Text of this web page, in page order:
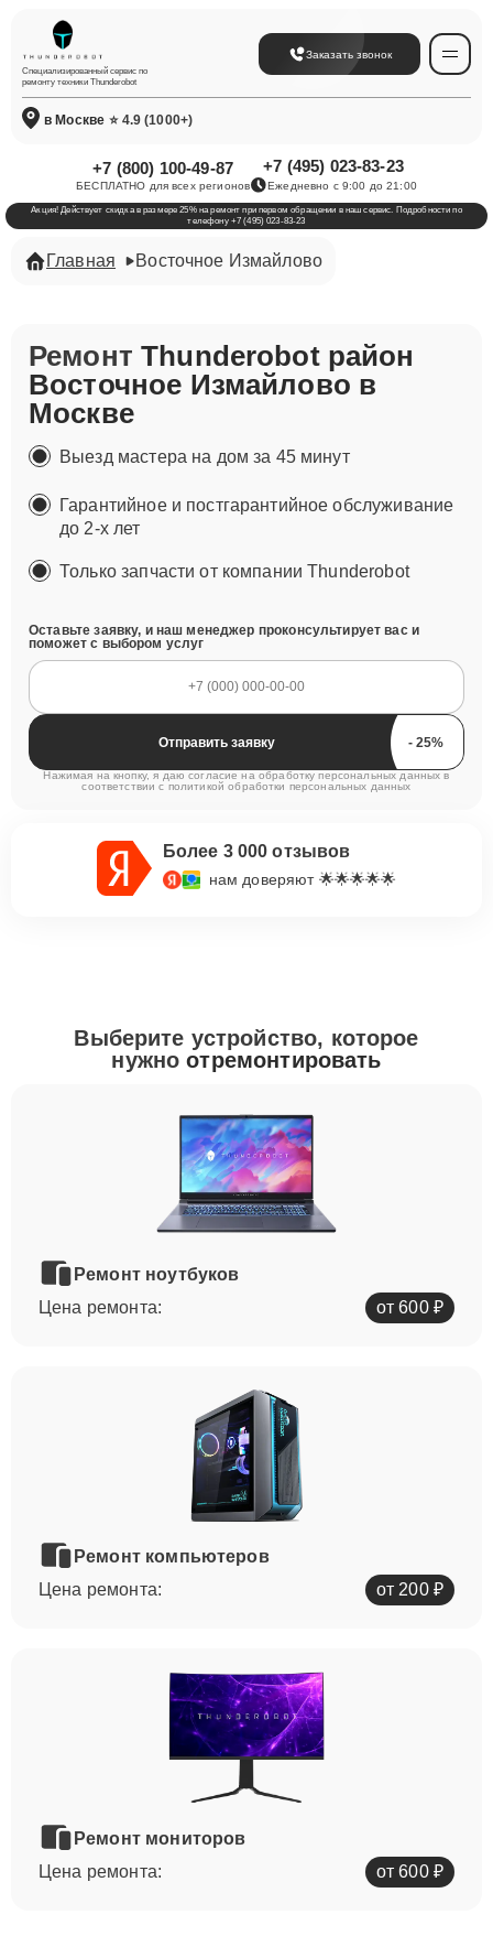
Специализированный сервис по
ремонту техники Thunderobot
Заказать звонок
в Москве ⭐ 4.9 (1000+)
+7 (800) 100-49-87
БЕСПЛАТНО для всех регионов
+7 (495) 023-83-23
Ежедневно с 9:00 до 21:00
Акция! Действует скидка в размере 25% на ремонт при первом обращении в наш сервис. Подробности по
телефону +7 (495) 023-83-23
Главная Восточное Измайлово
РемонтThunderobot район
Восточное Измайлово в
Москве
Выезд мастера на дом за 45 минут
Гарантийное и постгарантийное обслуживание
до 2-х лет
Только запчасти от компании Thunderobot
Оставьте заявку, и наш менеджер проконсультирует вас и
поможет с выбором услуг
Отправить заявку
Нажимая на кнопку, я даю согласие на обработку персональных данных в
соответствии с политикой обработки персональных данных
Более 3 000 отзывов
нам доверяют 🌟🌟🌟🌟🌟
Выберите устройство, которое
нужноотремонтировать
Ремонт ноутбуков
Цена ремонта:
от 600 ₽
Ремонт компьютеров
Цена ремонта:
от 200 ₽
Ремонт мониторов
Цена ремонта:
от 600 ₽